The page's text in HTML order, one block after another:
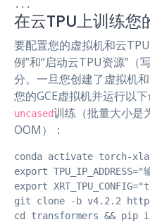
...
在云TPU上训练
要配置您的虚拟机和云
例”和“启动云TPU资源”（
分。一旦您创建了虚拟机
您的GCE虚拟机并运行以
uncased训练（批量大小是
OOM）：
conda activate torch-
export
export
git clone -b v4.2.2
cd transformers &&